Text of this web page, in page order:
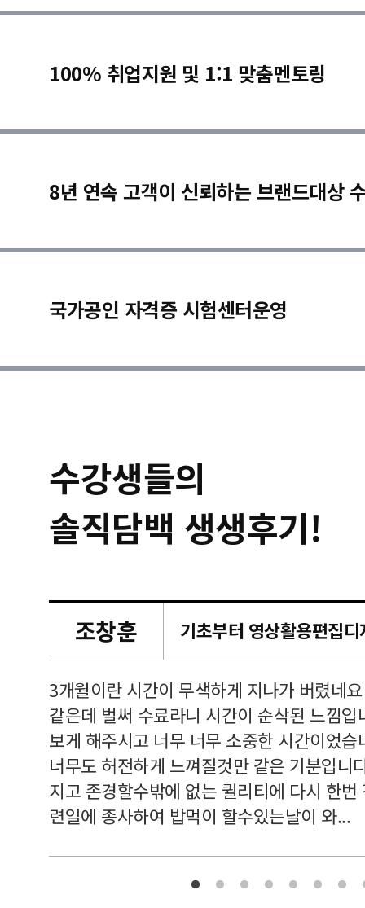
100% 취업지원 및 1:1 맞춤멘토링
8년 연속 고객이 신뢰하는 브랜드대상
국가공인 자격증 시험센터운영
수강생들의
솔직담백 생생후기!
조창훈
3개월이란 시간이 무색하게 지나가 버렸네
같은데 벌써 수료라니 시간이 순삭된 느낌
보게 해주시고 너무 너무 소중한 시간이었
너무도 허전하게 느껴질것만 같은 기분입니
지고 존경할수밖에 없는 퀼리티에 다시 한
련일에 종사하여 밥먹이 할수있는날이 와...